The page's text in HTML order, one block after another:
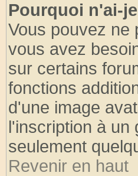
Pourquoi n'ai-
Vous pouvez ne
vous avez
sur certains
fonctions
d'une image
l'inscription à un
seulement
Revenir en haut